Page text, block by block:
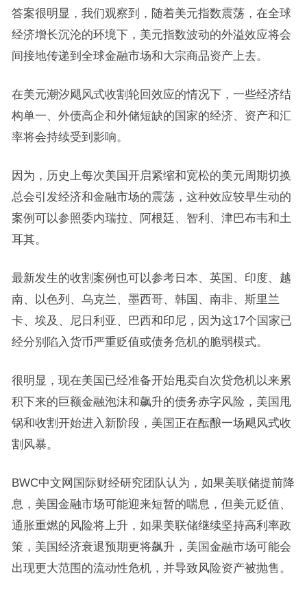
答案很明显，我们观察到，随着美元指数震荡，在全球
经济增长沉沦的环境下，美元指数波动的外溢效应将会
间接地传递到全球金融市场和大宗商品资产上去。
在美元潮汐飓风式收割轮回效应的情况下，一些经济结
构单一、外债高企和外储短缺的国家的经济、资产和汇
率将会持续受到影响。
因为，历史上每次美国开启紧缩和宽松的美元周期切换
总会引发经济和金融市场的震荡，这种效应较早生动的
案例可以参照委内瑞拉、阿根廷、智利、津巴布韦和土
耳其。
最新发生的收割案例也可以参考日本、英国、印度、越
南、以色列、乌克兰、墨西哥、韩国、南非、斯里兰
卡、埃及、尼日利亚、巴西和印尼，因为这17个国家已
经分别陷入货币严重贬值或债务危机的脆弱模式。
很明显，现在美国已经准备开始甩卖自次贷危机以来累
积下来的巨额金融泡沫和飙升的债务赤字风险，美国甩
锅和收割开始进入新阶段，美国正在酝酿一场飓风式收
割风暴。
BWC中文网国际财经研究团队认为，如果美联储提前降
息，美国金融市场可能迎来短暂的喘息，但美元贬值、
通胀重燃的风险将上升，如果美联储继续坚持高利率政
策，美国经济衰退预期更将飙升，美国金融市场可能会
出现更大范围的流动性危机，并导致风险资产被抛售。